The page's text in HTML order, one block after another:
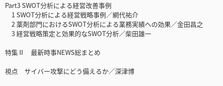
Part3 SWOT分析による経営改善事例
1 SWOT分析による経営戦略事例／網代祐介
2 薬剤部門におけるSWOT分析による業務実績への効果／金田昌之
3 経営戦略策定と効果的なSWOT分析／柴田雄一
特集Ⅱ 最新時事NEWS総まとめ
視点 サイバー攻撃にどう備えるか／深津博